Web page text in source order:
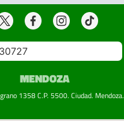
MENDOZA
1358 C.P. 5500. Ciudad. Mendoza.